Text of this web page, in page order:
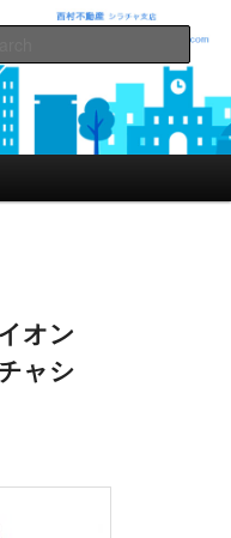
不動産オフィ
オン
ャシ